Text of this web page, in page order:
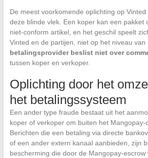
De meest voorkomende oplichting op
deze blinde vlek. Een koper kan een pakket
niet-conform artikel, en het geschil speelt
Vinted en de partijen, niet op het niveau van
betalingsprovider beslist niet over
tussen koper en verkoper.
Oplichting door het
het betalingssysteem
Een ander type fraude bestaat uit het
koper of verkoper om buiten het Mangopay-
Berichten die een betaling via directe
of een ander extern kanaal aanbieden, zijn
bescherming die door de Mangopay-escrow